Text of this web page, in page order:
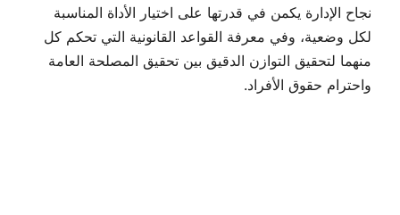
نجاح الإدارة يكمن في قدرتها على اختيار الأداة المناسبة
لكل وضعية، وفي معرفة القواعد القانونية التي تحكم كل
منهما لتحقيق التوازن الدقيق بين تحقيق المصلحة العامة
واحترام حقوق الأفراد.